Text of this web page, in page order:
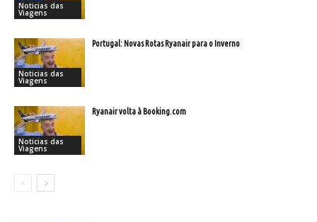
Noticias das
Viagens
Noticias das
Viagens
Portugal: Novas Rotas Ryanair para o Inverno
Noticias das
Viagens
Ryanair volta à Booking.com